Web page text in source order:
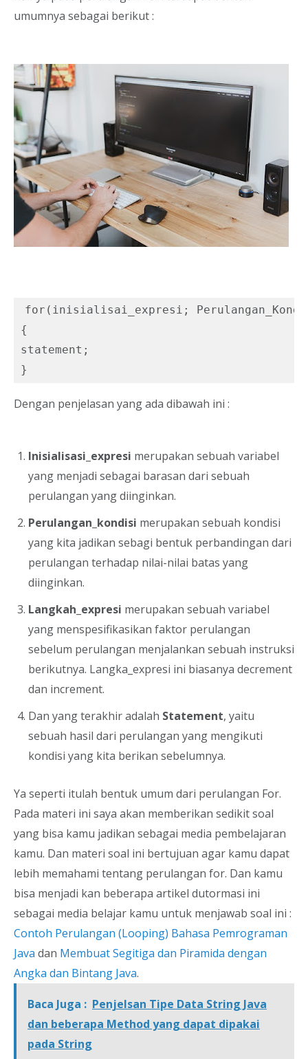
umumnya sebagai berikut :
for(inisialisai_expresi;
{
statement;
}
Dengan penjelasan yang ada dibawah ini :
Inisialisasi_expresi merupakan sebuah variabel
yang menjadi sebagai barasan dari sebuah
perulangan yang diinginkan.
Perulangan_kondisi merupakan sebuah kondisi
yang kita jadikan sebagi bentuk perbandingan dari
perulangan terhadap nilai-nilai batas yang
diinginkan.
Langkah_expresi merupakan sebuah variabel
yang menspesifikasikan faktor perulangan
sebelum perulangan menjalankan sebuah instruksi
berikutnya. Langka_expresi ini biasanya decrement
dan increment.
Dan yang terakhir adalah Statement, yaitu
sebuah hasil dari perulangan yang mengikuti
kondisi yang kita berikan sebelumnya.
Ya seperti itulah bentuk umum dari perulangan For.
Pada materi ini saya akan memberikan sedikit soal
yang bisa kamu jadikan sebagai media pembelajaran
kamu. Dan materi soal ini bertujuan agar kamu dapat
lebih memahami tentang perulangan for. Dan kamu
bisa menjadi kan beberapa artikel dutormasi ini
sebagai media belajar kamu untuk menjawab soal ini :
Contoh Perulangan (Looping) Bahasa Pemrograman
Java dan Membuat Segitiga dan Piramida dengan
Angka dan Bintang Java.
Baca Juga : Penjelsan Tipe Data String Java
dan beberapa Method yang dapat dipakai
pada String